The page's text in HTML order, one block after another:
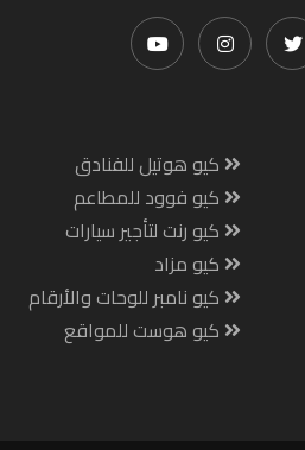
كيو هوتيل للفنادق
كيو فوود للمطاعم
كيو رنت لتأجير سيارات
كيو مزاد
كيو نامبر للوحات والأرقام
كيو هوست للمواقع